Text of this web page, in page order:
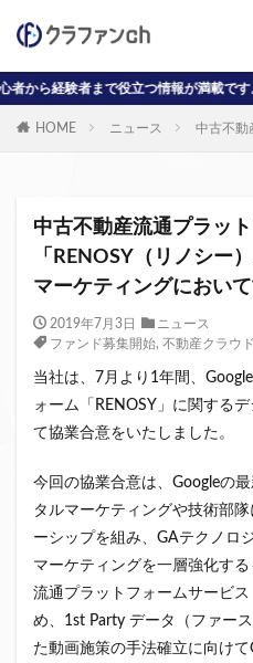
まで役立つ情報が満載です。
HOME ニュース 中古不動
中古不動産流通プラッ
「RENOSY（リノシー
マーケティングにおい
2019年7月3日
ニュース
ファンド募集開始, 不動産クラウ
当社は、7月より1年間、
ォーム「RENOSY」に関する
て協業合意をいたしました。
今回の協業合意は、Googleの
タルマーケティングや技術部
ーシップを組み、GAテクノロ
マーケティングを一層強化す
流通プラットフォームサービ
め、1st Party データ（ファー
た動画施策の手法確立に向け
カテゴリー
AD J-reit reit
クラウドファンディングコラム
クラウファンディングコラム
デジタル証券 ニュース
不動産クラウドファンディン
不動産クラウドファンディング
元本割れ
クラウドファンディング事業
クラウドファンディング新規
小規模不動産特定共同事業
システム導入 業務提携
税金 eKYC 融資型
不動産クラウドファンディン